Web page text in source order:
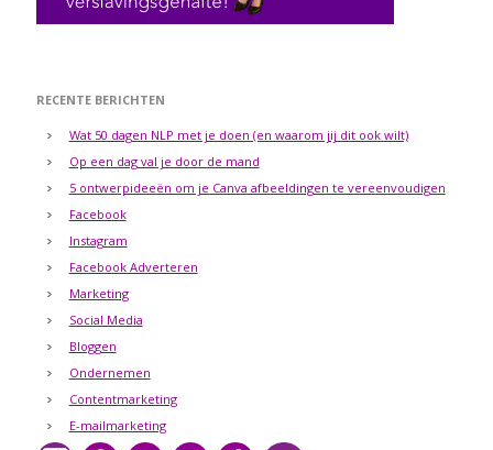
RECENTE BERICHTEN
Wat 50 dagen NLP met je doen (en waarom jij dit ook wilt)
Op een dag val je door de mand
5 ontwerpideeën om je Canva afbeeldingen te vereenvoudigen
Facebook
Instagram
Facebook Adverteren
Marketing
Social Media
Bloggen
Ondernemen
Contentmarketing
E-mailmarketing